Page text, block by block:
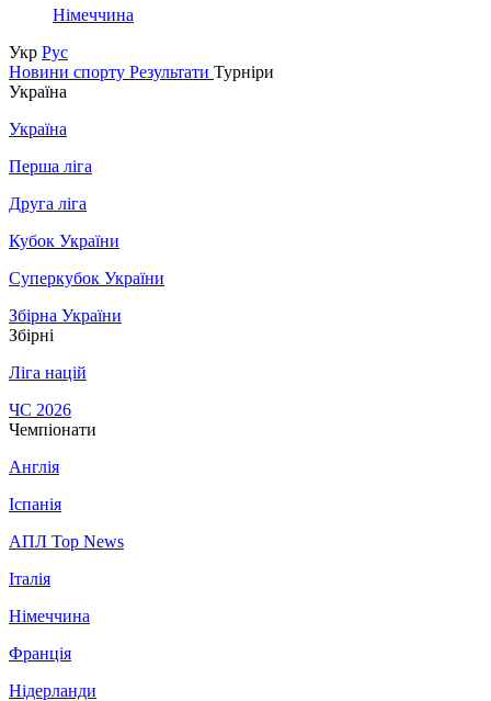
Німеччина
Укр Рус
Новини спорту Результати Турніри
Україна
Україна
Перша ліга
Друга ліга
Кубок України
Суперкубок України
Збірна України
Збірні
Ліга націй
ЧС 2026
Чемпіонати
Англія
Іспанія
АПЛ Top News
Італія
Німеччина
Франція
Нідерланди